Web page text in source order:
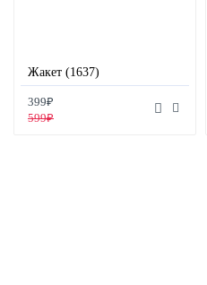
Жакет (1637)
399₽
599₽